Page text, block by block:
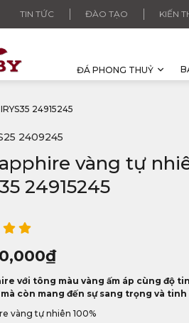
TIN TỨC ĐÀO TẠO KIẾN
ĐÁ PHONG THUỶ
24915245
2409245
vàng tự
24915245
₫
với tông màu vàng ấm áp cùng độ
còn mang đến sự sang trọng và
vàng tự nhiên 100%